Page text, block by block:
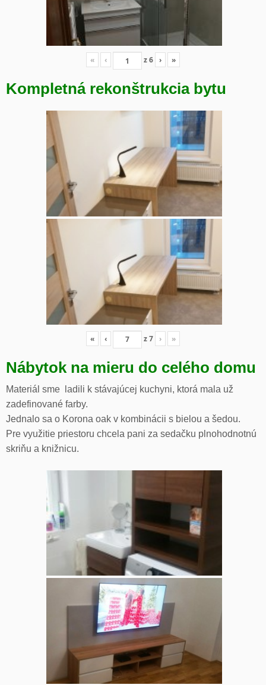
« ‹ z6 › »
Kompletná rekonštrukcia bytu
« ‹ z7 › »
Nábytok na mieru do celého domu
Materiál sme ladili k stávajúcej kuchyni, ktorá mala už
zadefinované farby.
Jednalo sa o Korona oak v kombinácii s bielou a šedou.
Pre využitie priestoru chcela pani za sedačku plnohodnotnú
skriňu a knižnicu.